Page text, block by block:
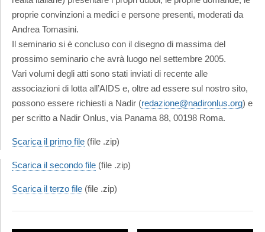
proprie convinzioni a medici e persone presenti, moderati da
Andrea Tomasini.
Il seminario si è concluso con il disegno di massima del
prossimo seminario che avrà luogo nel settembre 2005.
Vari volumi degli atti sono stati inviati di recente alle
associazioni di lotta all’AIDS e, oltre ad essere sul nostro sito,
possono essere richiesti a Nadir (redazione@nadironlus.org) e
per scritto a Nadir Onlus, via Panama 88, 00198 Roma.
Scarica il primo file (file .zip)
Scarica il secondo file (file .zip)
Scarica il terzo file (file .zip)